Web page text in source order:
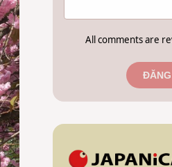
All comments are
ĐĂNG